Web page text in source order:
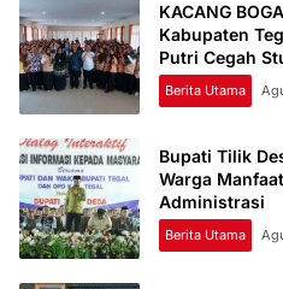
KACANG
Kabupaten
Putri Cegah
Berita Utama
Bupati Tilik
Warga
Administrasi
Berita Utama